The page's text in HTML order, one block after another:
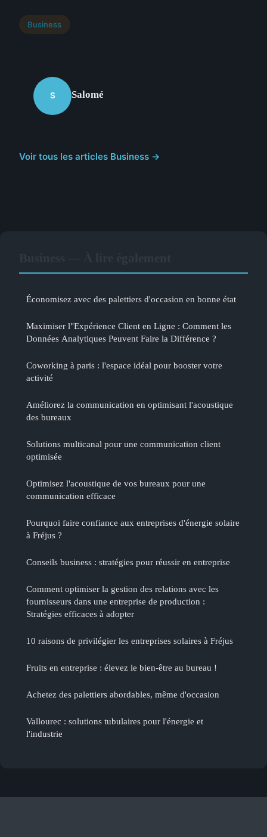
Business
S Salomé
Voir tous les articles Business →
Économisez avec des palettiers d'occasion en bonne état
Maximiser l"Expérience Client en Ligne : Comment les
Données Analytiques Peuvent Faire la Différence ?
Coworking à paris : l'espace idéal pour booster votre
activité
Améliorez la communication en optimisant l'acoustique
des bureaux
Solutions multicanal pour une communication client
optimisée
Optimisez l'acoustique de vos bureaux pour une
communication efficace
Pourquoi faire confiance aux entreprises d'énergie solaire
à Fréjus ?
Conseils business : stratégies pour réussir en entreprise
Comment optimiser la gestion des relations avec les
fournisseurs dans une entreprise de production :
Stratégies efficaces à adopter
10 raisons de privilégier les entreprises solaires à Fréjus
Fruits en entreprise : élevez le bien-être au bureau !
Achetez des palettiers abordables, même d'occasion
Vallourec : solutions tubulaires pour l'énergie et
l'industrie